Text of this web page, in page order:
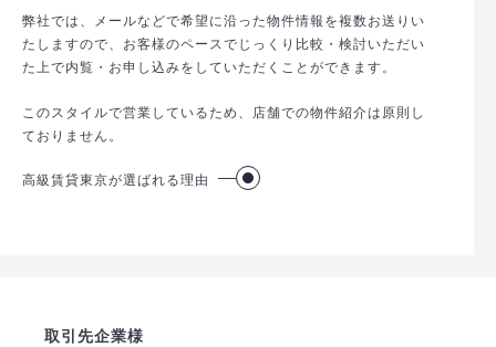
弊社では、メールなどで希望に沿った物件情報を複数お送りい
たしますので、お客様のペースでじっくり比較・検討いただい
た上で内覧・お申し込みをしていただくことができます。
このスタイルで営業しているため、店舗での物件紹介は原則し
ておりません。
高級賃貸東京が選ばれる理由
取引先企業様